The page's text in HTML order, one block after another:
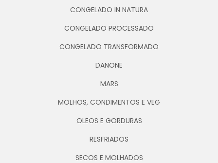
CONGELADO IN NATURA
CONGELADO PROCESSADO
CONGELADO TRANSFORMADO
DANONE
MARS
MOLHOS, CONDIMENTOS E VEG
OLEOS E GORDURAS
RESFRIADOS
SECOS E MOLHADOS